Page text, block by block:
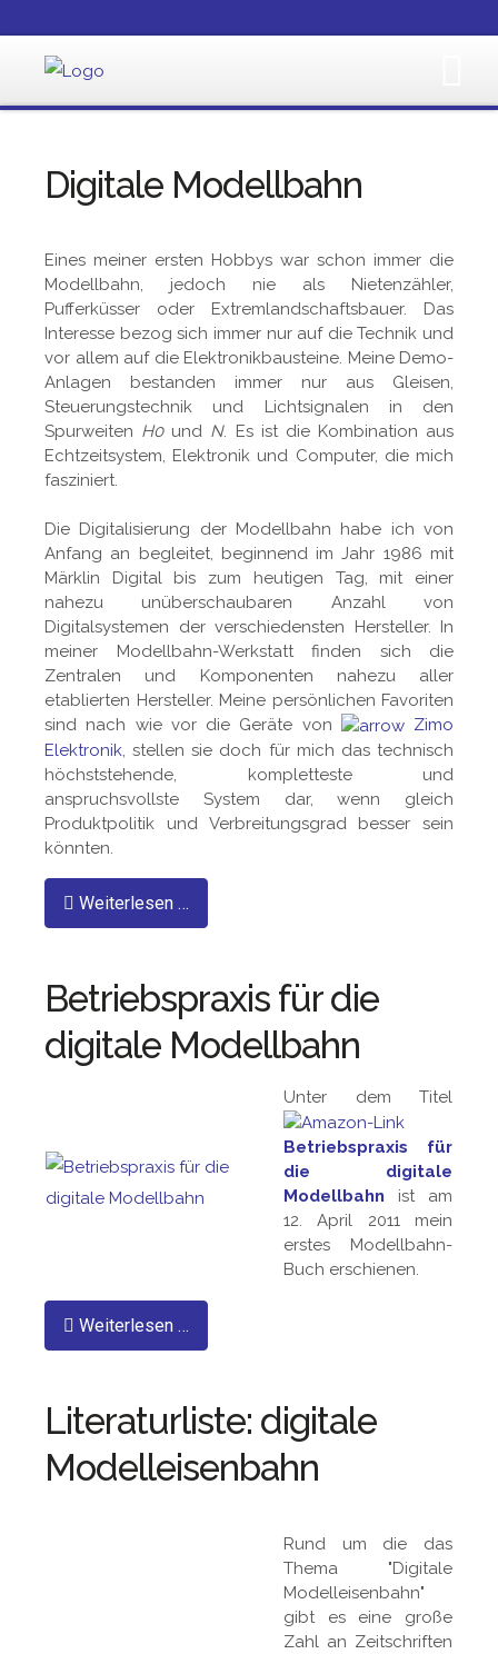
Digitale Modellbahn
Eines meiner ersten Hobbys war schon immer die
Modellbahn, jedoch nie als Nietenzähler,
Pufferküsser oder Extremlandschaftsbauer. Das
Interesse bezog sich immer nur auf die Technik und
vor allem auf die Elektronikbausteine. Meine Demo-
Anlagen bestanden immer nur aus Gleisen,
Steuerungstechnik und Lichtsignalen in den
Spurweiten H0und N. Es ist die Kombination aus
Echtzeitsystem, Elektronik und Computer, die mich
fasziniert.
Die Digitalisierung der Modellbahn habe ich von
Anfang an begleitet, beginnend im Jahr 1986 mit
Märklin Digital bis zum heutigen Tag, mit einer
nahezu unüberschaubaren Anzahl von
Digitalsystemen der verschiedensten Hersteller. In
meiner Modellbahn-Werkstatt finden sich die
Zentralen und Komponenten nahezu aller
etablierten Hersteller. Meine persönlichen Favoriten
sind nach wie vor die Geräte von
Zimo
Elektronik, stellen sie doch für mich das technisch
höchststehende, kompletteste und
anspruchsvollste System dar, wenn gleich
Produktpolitik und Verbreitungsgrad besser sein
könnten.
Weiterlesen …
Betriebspraxis für die
digitale Modellbahn
Unter dem Titel
Betriebspraxis für
die digitale
Modellbahn ist am
12. April 2011 mein
erstes Modellbahn-
Buch erschienen.
Weiterlesen …
Literaturliste: digitale
Modelleisenbahn
Rund um die das
Thema "Digitale
Modelleisenbahn"
gibt es eine große
Zahl an Zeitschriften